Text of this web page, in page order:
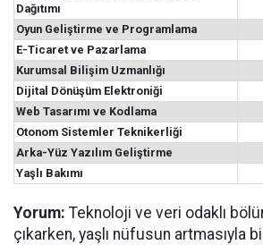
Dağıtımı
Oyun Geliştirme ve Programlama
E-Ticaret ve Pazarlama
Kurumsal Bilişim Uzmanlığı
Dijital Dönüşüm Elektroniği
Web Tasarımı ve Kodlama
Otonom Sistemler Teknikerliği
Arka-Yüz Yazılım Geliştirme
Yaşlı Bakımı
Yorum: Teknoloji ve veri odaklı
çıkarken, yaşlı nüfusun artmasıyla